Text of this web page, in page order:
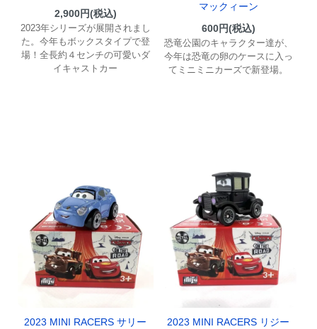
2,900円(税込)
2023年シリーズが展開されまし
た。今年もボックスタイプで登
場！全長約４センチの可愛いダ
イキャストカー
マックィーン
600円(税込)
恐竜公園のキャラクター達が、
今年は恐竜の卵のケースに入っ
てミニミニカーズで新登場。
2023 MINI RACERS サリー
2023 MINI RACERS リジー